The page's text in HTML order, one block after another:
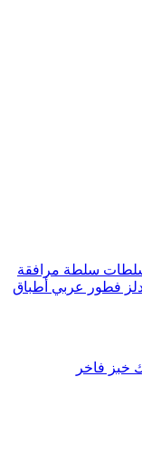
سلطة مرافقة
فطور عربي أطباق
خبز فاخر